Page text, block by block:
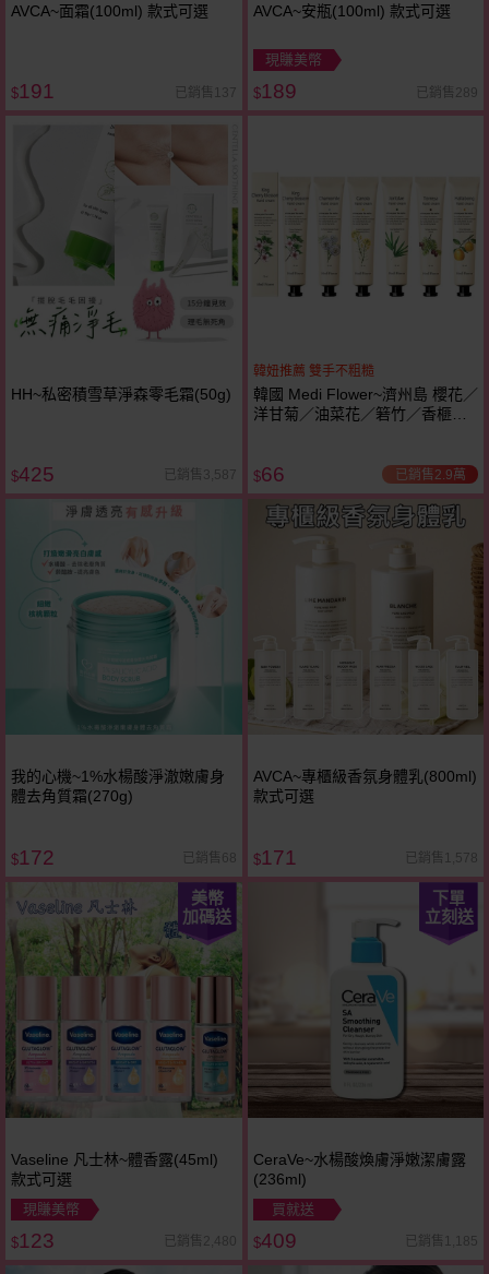
AVCA~面霜(100ml) 款式可選
$191 已銷售137
AVCA~安瓶(100ml) 款式可選
現賺美幣
$189 已銷售289
HH~私密積雪草淨森零毛霜(50g)
$425 已銷售3,587
韓妞推薦 雙手不粗糙
韓國 Medi Flower~濟州島 櫻花／
洋甘菊／油菜花／箬竹／香榧／
$66 已銷售2.9萬
我的心機~1%水楊酸淨澈嫩膚身
體去角質霜(270g)
$172 已銷售68
AVCA~專櫃級香氛身體乳(800ml)
款式可選
$171 已銷售1,578
美幣
加碼送
Vaseline 凡士林~體香露(45ml)
款式可選
現賺美幣
$123 已銷售2,480
下單
立刻送
CeraVe~水楊酸煥膚淨嫩潔膚露
(236ml)
買就送
$409 已銷售1,185